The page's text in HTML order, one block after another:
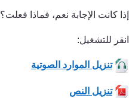
إذا كانت الإجابة نعم، فماذا فعلت؟
انقر للتشغيل:
تنزيل الموارد الصوتية
تنزيل النص